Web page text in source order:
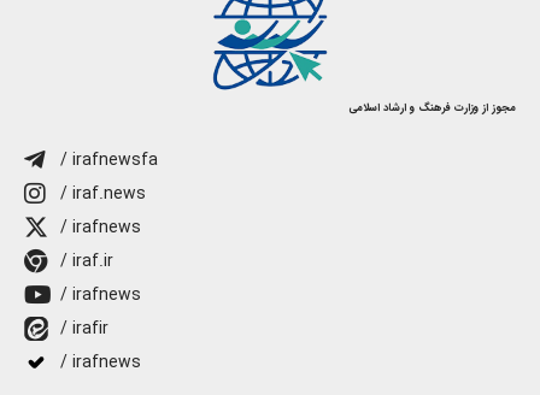
مجوز از وزارت فرهنگ و ارشاد اسلامی
/ irafnewsfa
/ iraf.news
/ irafnews
/ iraf.ir
/ irafnews
/ irafir
/ irafnews